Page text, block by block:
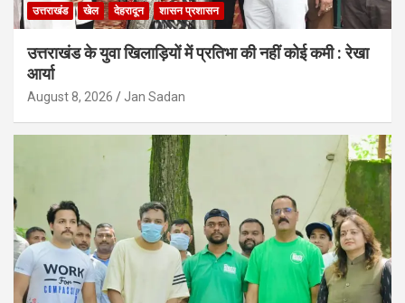
उत्तराखंड खेल देहरादून शासन प्रशासन
उत्तराखंड के युवा खिलाड़ियों में प्रतिभा की नहीं कोई कमी : रेखा
आर्या
August 8, 2026 Jan Sadan